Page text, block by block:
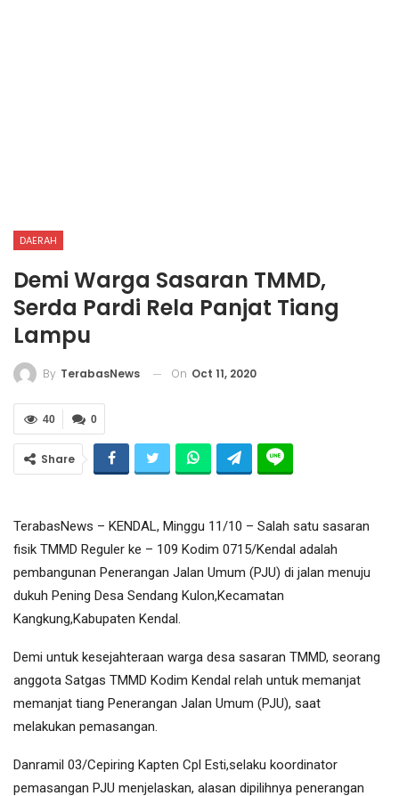
DAERAH
Demi Warga Sasaran TMMD,
Serda Pardi Rela Panjat Tiang
Lampu
By TerabasNews On Oct 11, 2020
0
40
Share
TerabasNews – KENDAL, Minggu 11/10 – Salah satu sasaran
fisik TMMD Reguler ke – 109 Kodim 0715/Kendal adalah
pembangunan Penerangan Jalan Umum (PJU) di jalan menuju
dukuh Pening Desa Sendang Kulon,Kecamatan
Kangkung,Kabupaten Kendal.
Demi untuk kesejahteraan warga desa sasaran TMMD, seorang
anggota Satgas TMMD Kodim Kendal relah untuk memanjat
memanjat tiang Penerangan Jalan Umum (PJU), saat
melakukan pemasangan.
Danramil 03/Cepiring Kapten Cpl Esti,selaku koordinator
pemasangan PJU menjelaskan, alasan dipilihnya penerangan